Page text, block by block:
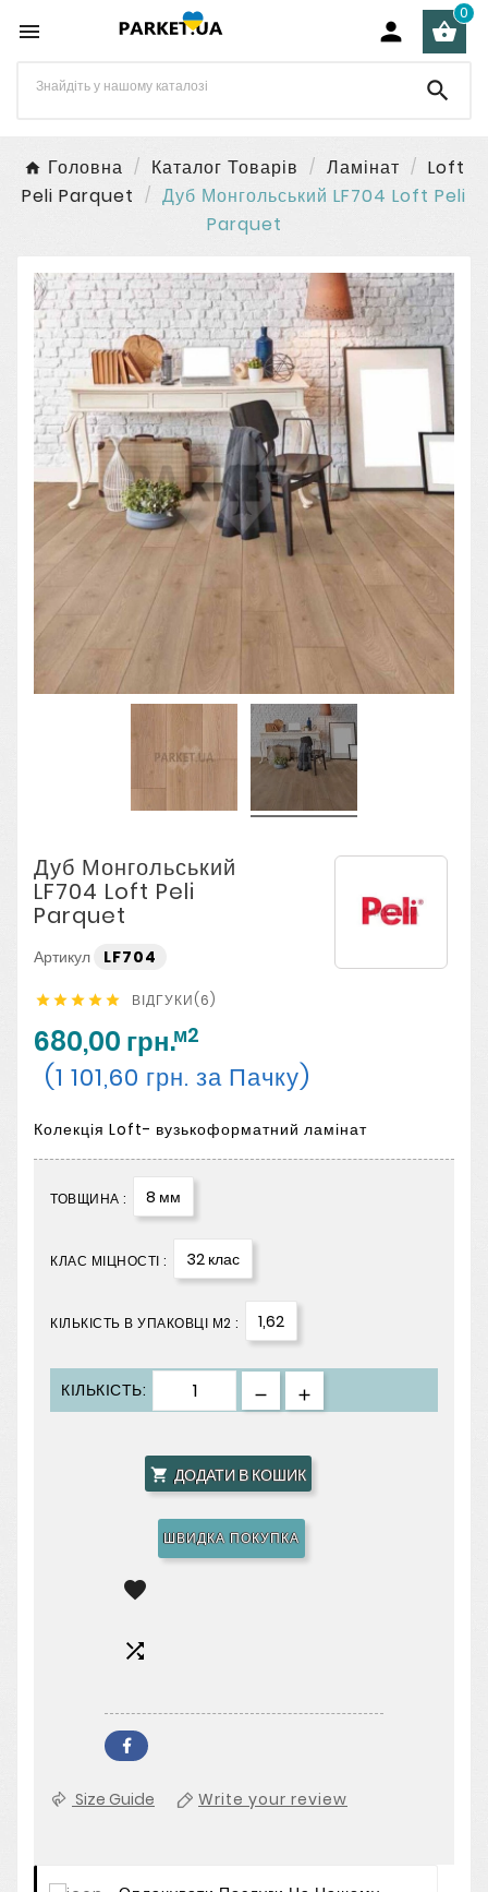
  
0

Головна Каталог Товарів Ламінат
Loft
Peli Parquet
Дуб Монгольський LF704 Loft Peli
Parquet
Дуб Монгольський
LF704 Loft Peli
Parquet
Артикул LF704
     ВІДГУКИ(6)
680,00 грн.м2
(1 101,60 грн. за Пачку)
Колекція Loft- вузькоформатний ламінат
ТОВЩИНА : 8 мм
КЛАС МІЦНОСТІ : 32 клас
КІЛЬКІСТЬ В УПАКОВЦІ М2 : 1,62
КІЛЬКІСТЬ:
 ДОДАТИ В КОШИК
ШВИДКА ПОКУПКА


Size Guide Write your review